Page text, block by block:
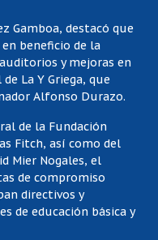
Gamboa, destacó que
beneficio de la
y mejoras en
La Y Griega, que
Alfonso Durazo.
de la Fundación
Fitch, así como del
Mier Nogales, el
de compromiso
directivos y
de educación básica y